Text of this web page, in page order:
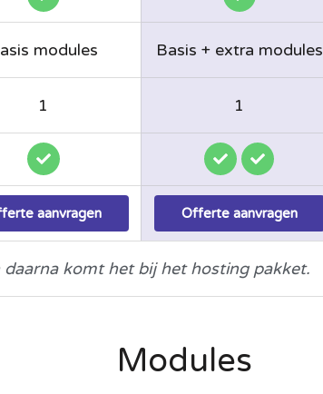
modules Basis + extra modules
1 1
aanvragen Offerte aanvragen
komt het bij het hosting pakket.
Modules